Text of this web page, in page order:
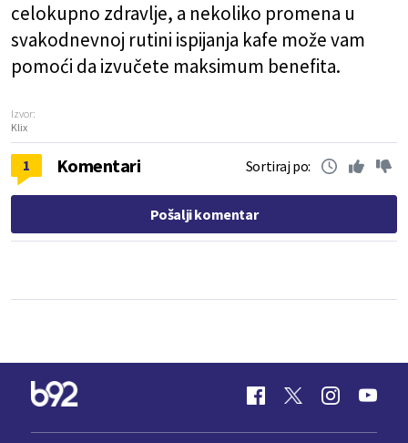
celokupno zdravlje, a nekoliko promena u
svakodnevnoj rutini ispijanja kafe može vam
pomoći da izvučete maksimum benefita.
Izvor:
Klix
1 Komentari Sortiraj po:
Pošalji komentar